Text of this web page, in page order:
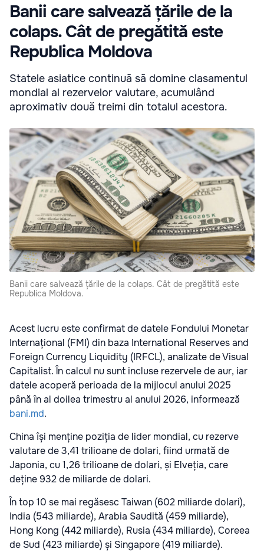
Banii care salvează țările de la
colaps. Cât de pregătită este
Republica Moldova
Statele asiatice continuă să domine clasamentul
mondial al rezervelor valutare, acumulând
aproximativ două treimi din totalul acestora.
Banii care salvează țările de la colaps. Cât de pregătită este
Republica Moldova.
Acest lucru este confirmat de datele Fondului Monetar
Internațional (FMI) din baza International Reserves and
Foreign Currency Liquidity (IRFCL), analizate de Visual
Capitalist. În calcul nu sunt incluse rezervele de aur, iar
datele acoperă perioada de la mijlocul anului 2025
până în al doilea trimestru al anului 2026, informează
bani.md.
China își menține poziția de lider mondial, cu rezerve
valutare de 3,41 trilioane de dolari, fiind urmată de
Japonia, cu 1,26 trilioane de dolari, și Elveția, care
deține 932 de miliarde de dolari.
În top 10 se mai regăsesc Taiwan (602 miliarde dolari),
India (543 miliarde), Arabia Saudită (459 miliarde),
Hong Kong (442 miliarde), Rusia (434 miliarde), Coreea
de Sud (423 miliarde) și Singapore (419 miliarde).